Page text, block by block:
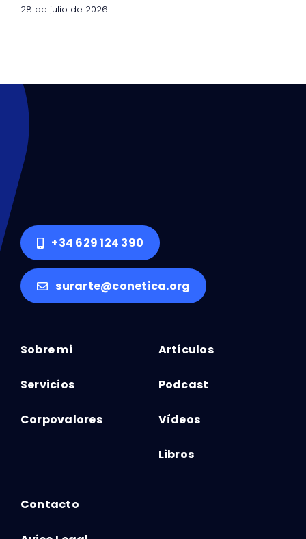
28 de julio de 2026
+34 629 124 390
surarte@conetica.org
Sobre mi
Servicios
Corpovalores
Artículos
Podcast
Vídeos
Libros
Contacto